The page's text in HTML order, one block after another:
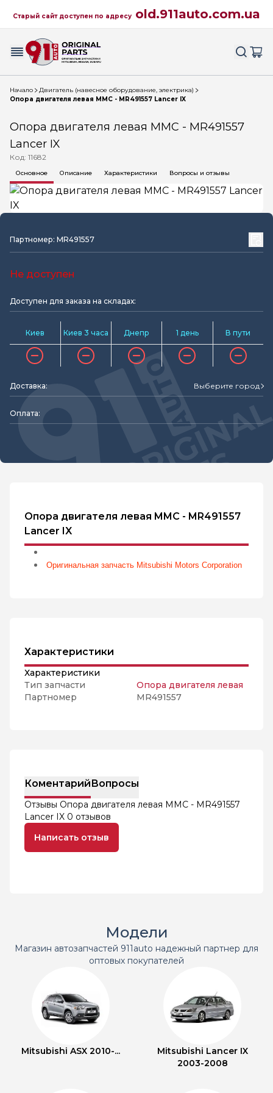
Старый сайт доступен по адресу old.911auto.com.ua
Начало
Двигатель (навесное оборудование, электрика)
Опора двигателя левая MMC - MR491557 Lancer IX
Опора двигателя левая MMC - MR491557
Lancer IX
Код: 11682
Основное Описание Характеристики Вопросы и отзывы
Партномер: MR491557
Не доступен
Доступен для заказа на складах:
Киев Киев 3 часа Днепр 1 день В пути
Доставка: Выберите город
Оплата:
Опора двигателя левая MMC - MR491557
Lancer IX
Оригинальная запчасть Mitsubishi Motors Corporation
Характеристики
Характеристики
Тип запчасти
Опора двигателя левая
Партномер
MR491557
КоментарийВопросы
Отзывы Опора двигателя левая MMC - MR491557
Lancer IX 0 отзывов
Написать отзыв
Модели
Магазин автозапчастей 911auto надежный партнер для
оптовых покупателей
Mitsubishi ASX 2010-...
Mitsubishi Lancer IX
2003-2008